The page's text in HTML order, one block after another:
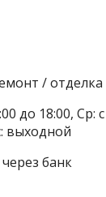
/
до 18:00, Ср:
выходной
банк